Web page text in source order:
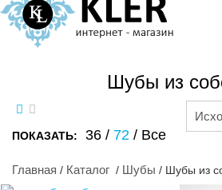
Шубы из
ПОКАЗАТЬ: 36 / 72 / Все
Главная / Каталог / Шубы / Шубы из